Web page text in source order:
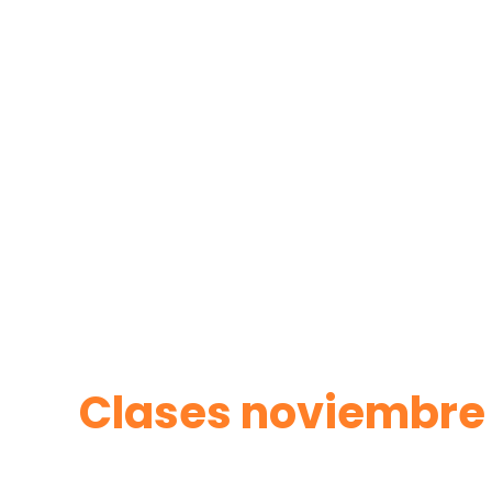
Clases noviembre